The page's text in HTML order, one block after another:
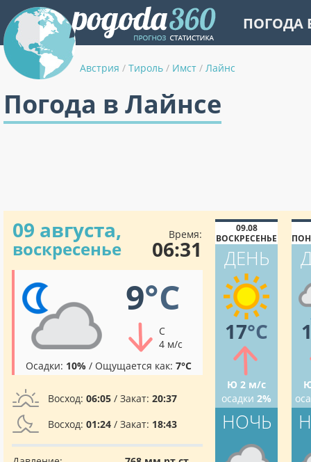
ПОГОДА
Австрия / Тироль / Имст / Лайнс
Погода в Лайнсе
09 августа,
воскресенье
Время:
06:31
9°C
С
4 м/с
Осадки: 10% / Ощущается как: 7°C
Восход: 06:05 / Закат: 20:37
Восход: 01:24 / Закат: 18:43
09.08
ВОСКРЕСЕНЬЕ
ДЕНЬ
17°C
Ю 2 м/с
осадки 2%
НОЧЬ